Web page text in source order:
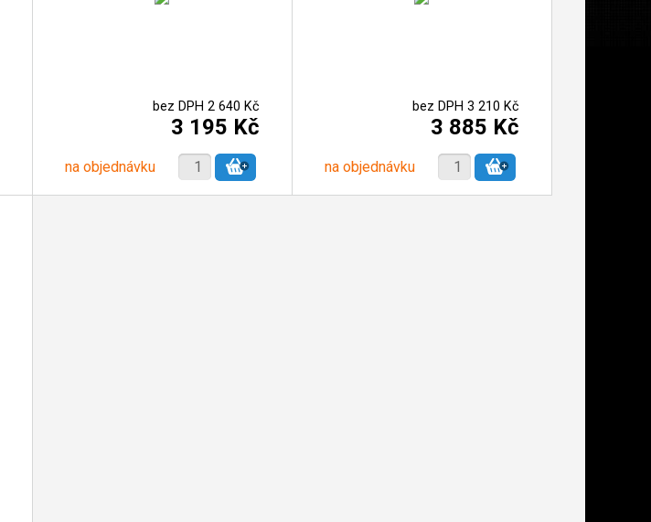
bez DPH 2 640 Kč
3 195 Kč
na objednávku
bez DPH 3 210 Kč
3 885 Kč
na objednávku